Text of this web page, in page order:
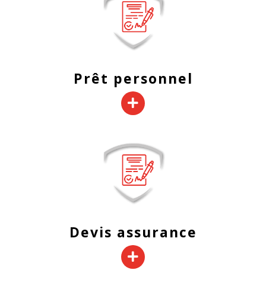
Prêt personnel
Devis assurance